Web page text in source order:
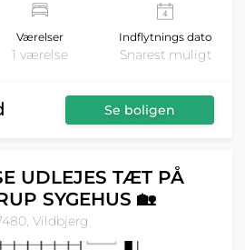
Værelser
1 værelse
Indflytnings dato
Snarest muligt
Se boligen
UDLEJES TÆT PÅ
SYGEHUS 🏡
Vildbjerg